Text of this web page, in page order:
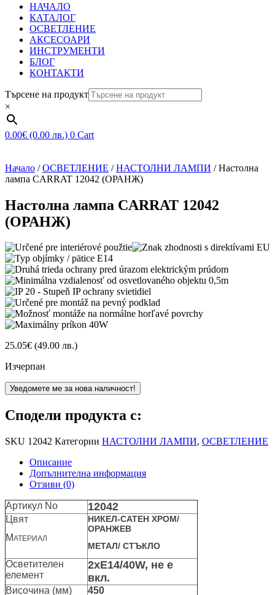
НАЧАЛО
КАТАЛОГ
ОСВЕТЛЕНИЕ
АКСЕСОАРИ
ИНСТРУМЕНТИ
БЛОГ
КОНТАКТИ
Търсене на продукт
×
0.00€ (0.00 лв.) 0 Cart
Начало /ОСВЕТЛЕНИЕ /НАСТОЛНИ ЛАМПИ / Настолна
лампа CARRAT 12042 (ОРАНЖ)
Настолна лампа CARRAT 12042
(ОРАНЖ)
25.05€ (49.00 лв.)
Изчерпан
Уведомете ме за нова наличност!
Сподели продукта с:
SKU 12042 Категории НАСТОЛНИ ЛАМПИ, ОСВЕТЛЕНИЕ
Описание
Допълнителна информация
Отзиви (0)
Артикул No 12042
Цвят
МАТЕРИАЛ
НИКЕЛ-САТЕН ХРОМ/
ОРАНЖЕВ
МЕТАЛ/ СТЪКЛО
Осветителен
елемент
2xЕ14/40W, не е
вкл.
Височина (мм) 450